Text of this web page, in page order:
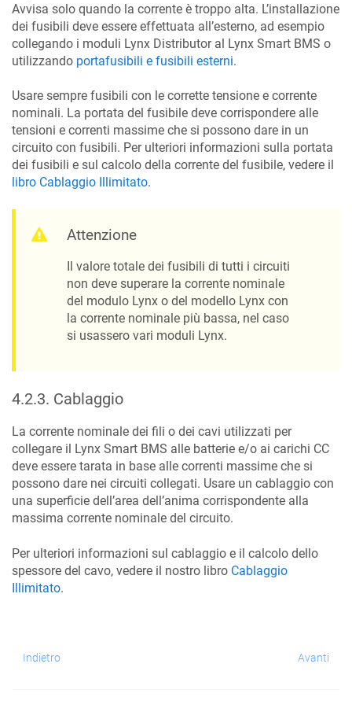
Avvisa solo quando la corrente è troppo alta. L’installazione
dei fusibili deve essere effettuata all’esterno, ad esempio
collegando i moduli Lynx Distributor al Lynx Smart BMS o
utilizzando portafusibili e fusibili esterni.
Usare sempre fusibili con le corrette tensione e corrente
nominali. La portata del fusibile deve corrispondere alle
tensioni e correnti massime che si possono dare in un
circuito con fusibili. Per ulteriori informazioni sulla portata
dei fusibili e sul calcolo della corrente del fusibile, vedere il
libro Cablaggio Illimitato.
Attenzione
Il valore totale dei fusibili di tutti i circuiti
non deve superare la corrente nominale
del modulo Lynx o del modello Lynx con
la corrente nominale più bassa, nel caso
si usassero vari moduli Lynx.
4.2.3. Cablaggio
La corrente nominale dei fili o dei cavi utilizzati per
collegare il Lynx Smart BMS alle batterie e/o ai carichi CC
deve essere tarata in base alle correnti massime che si
possono dare nei circuiti collegati. Usare un cablaggio con
una superficie dell’area dell’anima corrispondente alla
massima corrente nominale del circuito.
Per ulteriori informazioni sul cablaggio e il calcolo dello
spessore del cavo, vedere il nostro libro Cablaggio
Illimitato.
Indietro Avanti